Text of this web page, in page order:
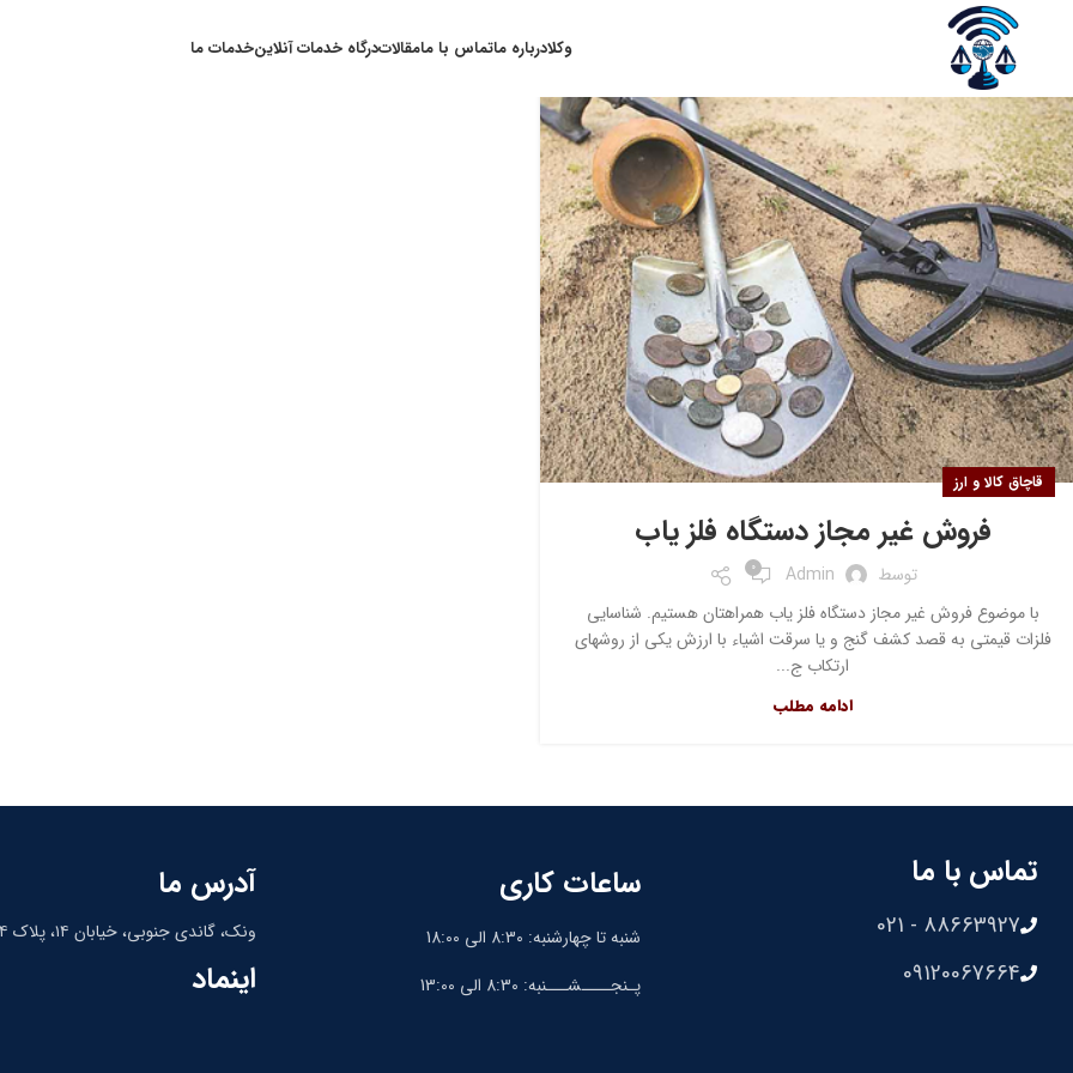
وکلادرباره ماتماس با مامقالاتدرگاه خدمات آنلاینخدمات ما
قاچاق کالا و ارز
فروش غیر مجاز دستگاه فلز یاب
توسط Admin
0
با موضوع فروش غیر مجاز دستگاه فلز یاب همراهتان هستیم. شناسایی
فلزات قیمتی به قصد کشف گنج و یا سرقت اشیاء با ارزش یکی از روشهای
ارتکاب ج...
ادامه مطلب
تماس با ما
88663927 - 021
09120067664
ساعات کاری
شنبه تا چهارشنبه: 8:30 الی 18:00
پـنجــــشـــنبه: 8:30 الی 13:00
آدرس ما
ونک، گاندی جنوبی، خیابان ۱۴، پلاک ۱۴، واحد ۹
اینماد